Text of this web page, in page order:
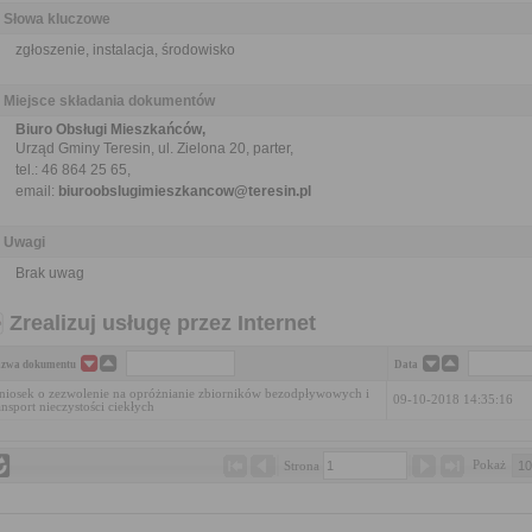
Słowa kluczowe
zgłoszenie, instalacja, środowisko
Miejsce składania dokumentów
Biuro Obsługi Mieszkańców,
Urząd Gminy Teresin, ul. Zielona 20, parter,
tel.: 46 864 25 65,
email: biuroobslugimieszkancow@teresin.pl
Uwagi
Brak uwag
Zrealizuj usługę przez Internet
dokumentu Data
o zezwolenie na opróżnianie zbiorników bezodpływowych i
nieczystości ciekłych
09-10-2018 14:35:16
Strona Pokaż